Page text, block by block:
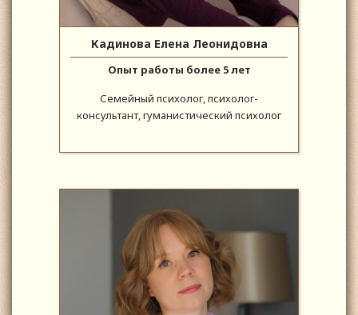
Кадинова Елена Леонидовна
Опыт работы более 5 лет
Семейный психолог, психолог-
консультант, гуманистический психолог